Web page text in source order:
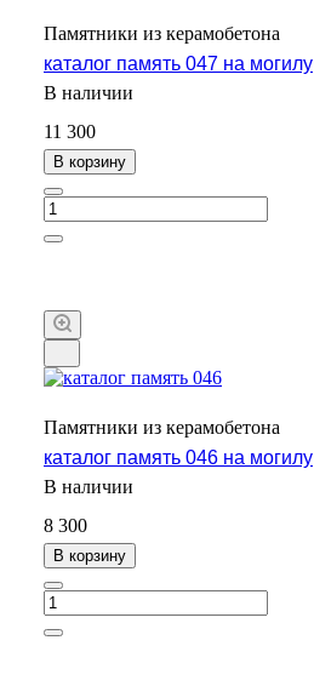
Памятники из керамобетона
каталог память 047 на могилу
В наличии
11 300
В корзину
Памятники из керамобетона
каталог память 046 на могилу
В наличии
8 300
В корзину